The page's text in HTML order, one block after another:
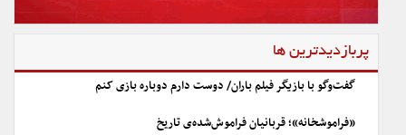
پربازدیدترین ها
گفت‌وگو با بازیگر فیلم باران/ دوست دارم دوباره بازی کنم
«فراموشخانه»؛ قربانیان فراموش‌شده‌ی تاریخ